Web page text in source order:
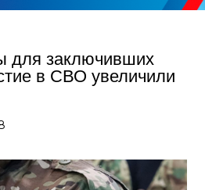
для заключивших
в СВО увеличили